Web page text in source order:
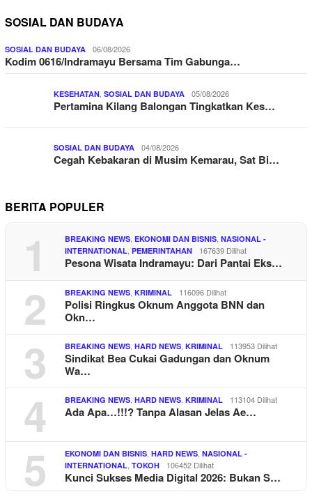
SOSIAL DAN BUDAYA
SOSIAL DAN BUDAYA 06/08/2026
Kodim 0616/Indramayu Bersama Tim Gabunga…
KESEHATAN SOSIAL DAN BUDAYA 05/08/2026
Pertamina Kilang Balongan Tingkatkan Kes…
SOSIAL DAN BUDAYA 04/08/2026
Cegah Kebakaran di Musim Kemarau, Sat Bi…
BERITA POPULER
1 BREAKING NEWS EKONOMI DAN BISNIS NASIONAL -
INTERNATIONAL PEMERINTAHAN 167639 Dilihat
Pesona Wisata Indramayu: Dari Pantai Eks…
2 BREAKING NEWS KRIMINAL 116096 Dilihat
Polisi Ringkus Oknum Anggota BNN dan
Okn…
3 BREAKING NEWS HARD NEWS KRIMINAL 113953 Dilihat
Sindikat Bea Cukai Gadungan dan Oknum
Wa…
4 BREAKING NEWS HARD NEWS KRIMINAL 113104 Dilihat
Ada Apa…!!!? Tanpa Alasan Jelas Ae…
5 EKONOMI DAN BISNIS HARD NEWS NASIONAL -
INTERNATIONAL TOKOH 106452 Dilihat
Kunci Sukses Media Digital 2026: Bukan S…